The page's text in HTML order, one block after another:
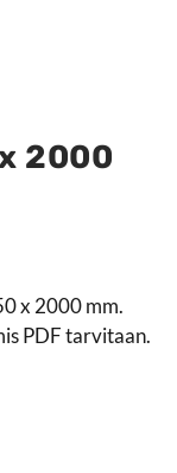
2000
x 2000 mm.
PDF tarvitaan.